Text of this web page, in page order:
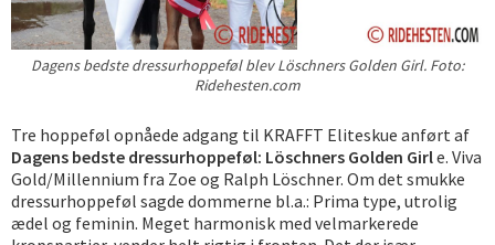
Dagens bedste dressurhoppeføl blev Löschners Golden Girl. Foto:
Ridehesten.com
Tre hoppeføl opnåede adgang til KRAFFT Eliteskue anført af
Dagens bedste dressurhoppeføl: Löschners Golden Girle. Viva
Gold/Millennium fra Zoe og Ralph Löschner. Om det smukke
dressurhoppeføl sagde dommerne bl.a.: Prima type, utrolig
ædel og feminin. Meget harmonisk med velmarkerede